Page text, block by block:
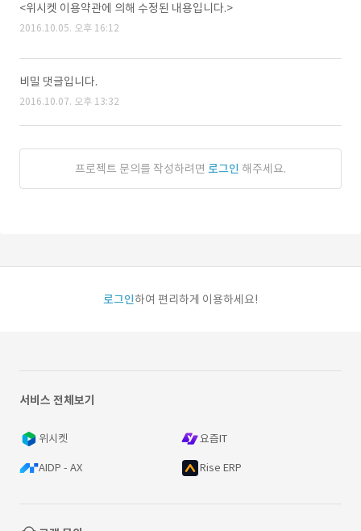
<위시켓 이용약관에 의해 수정된 내용입니다.>
2016.10.05. 오후 16:12
비밀 댓글입니다.
2016.10.07. 오후 13:32
프로젝트 문의를 작성하려면 로그인 해주세요.
로그인하여 편리하게 이용하세요!
서비스 전체보기
위시켓 요즘IT
AIDP - AX Rise ERP